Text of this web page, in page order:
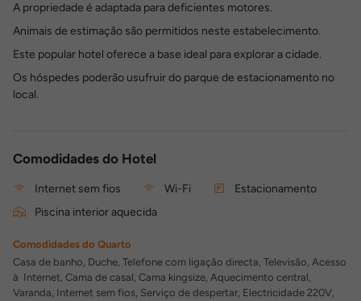
A propriedade é adaptada para deficientes motores.
Animais de estimação são permitidos neste estabelecimento.
Este popular hotel oferece a base ideal para explorar a cidade.
Os hóspedes poderão usufruir do parque de estacionamento no
local.
Comodidades do Hotel
Internet sem fios Wi-Fi
Estacionamento
Piscina interior aquecida
Comodidades do Quarto
Casa de banho, Duche, Telefone com ligação directa, Televisão, Acesso
à Internet, Cama de casal, Cama kingsize, Aquecimento central,
Varanda, Internet sem fios, Serviço de despertar, Electricidade 220V,